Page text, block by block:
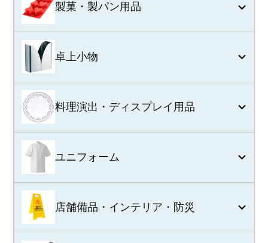
製菓・製パン用品
卓上小物
料理演出・ディスプレイ用品
ユニフォーム
店舗備品・インテリア・防災